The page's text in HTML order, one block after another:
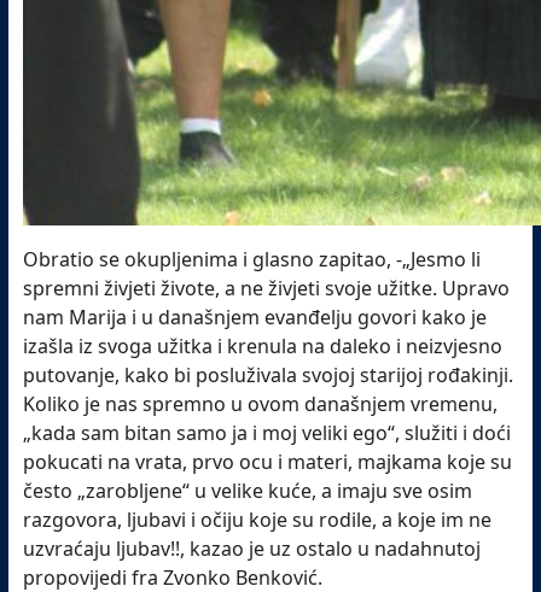
Obratio se okupljenima i glasno zapitao, -„Jesmo li
spremni živjeti živote, a ne živjeti svoje užitke. Upravo
nam Marija i u današnjem evanđelju govori kako je
izašla iz svoga užitka i krenula na daleko i neizvjesno
putovanje, kako bi posluživala svojoj starijoj rođakinji.
Koliko je nas spremno u ovom današnjem vremenu,
„kada sam bitan samo ja i moj veliki ego“, služiti i doći
pokucati na vrata, prvo ocu i materi, majkama koje su
često „zarobljene“ u velike kuće, a imaju sve osim
razgovora, ljubavi i očiju koje su rodile, a koje im ne
uzvraćaju ljubav!!, kazao je uz ostalo u nadahnutoj
propovijedi fra Zvonko Benković.